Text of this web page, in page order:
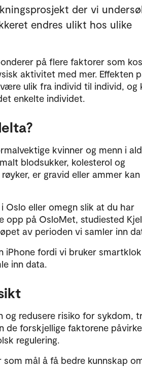
der vi
endres ulikt hos ulike
på flere faktorer som
aktivitet med mer. Effekten
ulik fra individ til individ, og
enkelte individet.
kvinner og menn i
blodsukker, kolesterol og
er gravid eller ammer
Oslo eller omegn slik at du har
opp på OsloMet, studiested
av perioden vi samler inn
iPhone fordi vi bruker
inn data.
og redusere risiko for sykdom,
de forskjellige faktorene
regulering.
som mål å få bedre kunnskap